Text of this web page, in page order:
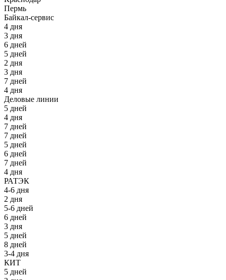
Пермь
Байкал-сервис
4 дня
3 дня
6 дней
5 дней
2 дня
3 дня
7 дней
4 дня
Деловые линии
5 дней
4 дня
7 дней
7 дней
5 дней
6 дней
7 дней
4 дня
РАТЭК
4-6 дня
2 дня
5-6 дней
6 дней
3 дня
5 дней
8 дней
3-4 дня
КИТ
5 дней